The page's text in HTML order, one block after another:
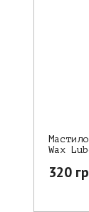
Wax
320